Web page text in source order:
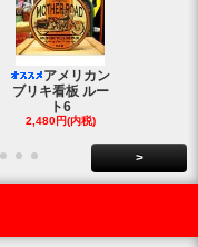
アメリカン
ブリキ看板 ルー
ト6
2,480円(内税)
>